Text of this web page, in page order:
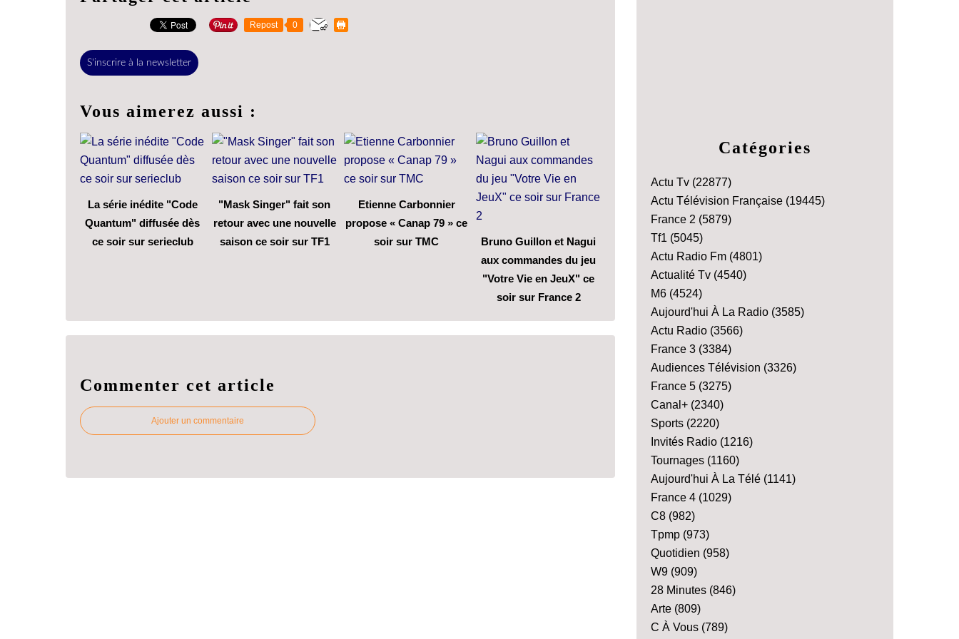
Repost 0
S'inscrire à la newsletter
Vous aimerez aussi :
La série inédite "Code
Quantum" diffusée dès
ce soir sur serieclub
"Mask Singer" fait son
retour avec une nouvelle
saison ce soir sur TF1
Etienne Carbonnier
propose « Canap 79 » ce
soir sur TMC
Bruno Guillon et Nagui
aux commandes du jeu
"Votre Vie en JeuX" ce
soir sur France 2
Commenter cet article
Ajouter un commentaire
Catégories
Actu Tv (22877)
Actu Télévision Française (19445)
France 2 (5879)
Tf1 (5045)
Actu Radio Fm (4801)
Actualité Tv (4540)
M6 (4524)
Aujourd'hui À La Radio (3585)
Actu Radio (3566)
France 3 (3384)
Audiences Télévision (3326)
France 5 (3275)
Canal+ (2340)
Sports (2220)
Invités Radio (1216)
Tournages (1160)
Aujourd'hui À La Télé (1141)
France 4 (1029)
C8 (982)
Tpmp (973)
Quotidien (958)
W9 (909)
28 Minutes (846)
Arte (809)
C À Vous (789)